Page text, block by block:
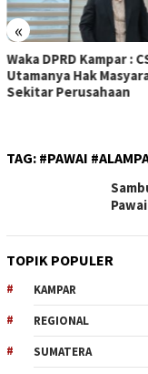
«
TAG: #PAWAI
TOPIK POPULER
KAMPAR
REGIONAL
SUMATERA